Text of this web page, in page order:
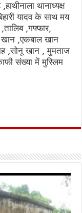
थानाध्यक्ष
यादव के साथ मय
,गफ्फार,
,एकबाल खान
,सोनू खान , मुमताज
संख्या में मुस्लिम